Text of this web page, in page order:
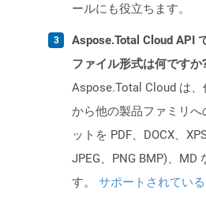
ールにも役立ちます。
Aspose.Total Cloud API
ファイル形式は何ですか
Aspose.Total Cloud は、
から他の製品ファミリ
ットを PDF、DOCX、
JPEG、PNG BMP)、MD
す。 サポートされてい